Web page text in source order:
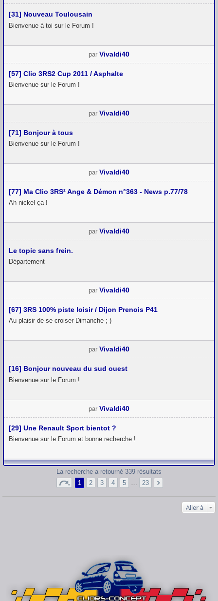
[31] Nouveau Toulousain
Bienvenue à toi sur le Forum !
par Vivaldi40
[57] Clio 3RS2 Cup 2011 / Asphalte
Bienvenue sur le Forum !
par Vivaldi40
[71] Bonjour à tous
Bienvenue sur le Forum !
par Vivaldi40
[77] Ma Clio 3RS² Ange & Démon n°363 - News p.77/78
Ah nickel ça !
par Vivaldi40
Le topic sans frein.
Département
par Vivaldi40
[67] 3RS 100% piste loisir / Dijon Prenois P41
Au plaisir de se croiser Dimanche ;-)
par Vivaldi40
[16] Bonjour nouveau du sud ouest
Bienvenue sur le Forum !
par Vivaldi40
[29] Une Renault Sport bientot ?
Bienvenue sur le Forum et bonne recherche !
La recherche a retourné 339 résultats
1
2 3 4 5 23
Aller à